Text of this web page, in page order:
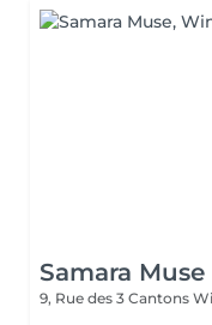
Samara Muse
9, Rue des 3 Cantons